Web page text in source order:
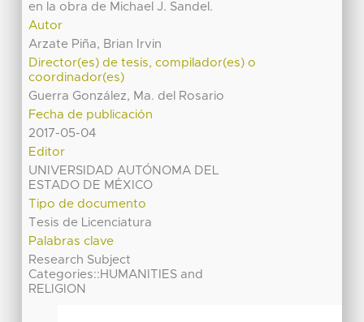
en la obra de Michael J. Sandel.
Autor
Arzate Piña, Brian Irvin
Director(es) de tesis, compilador(es) o
coordinador(es)
Guerra González, Ma. del Rosario
Fecha de publicación
2017-05-04
Editor
UNIVERSIDAD AUTÓNOMA DEL
ESTADO DE MÉXICO
Tipo de documento
Tesis de Licenciatura
Palabras clave
Research Subject
Categories::HUMANITIES and
RELIGION